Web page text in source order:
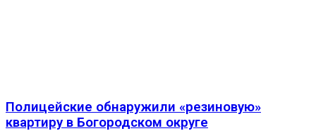
Полицейские обнаружили «резиновую»
квартиру в Богородском округе